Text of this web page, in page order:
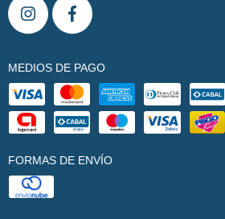
MEDIOS DE PAGO
FORMAS DE ENVÍO